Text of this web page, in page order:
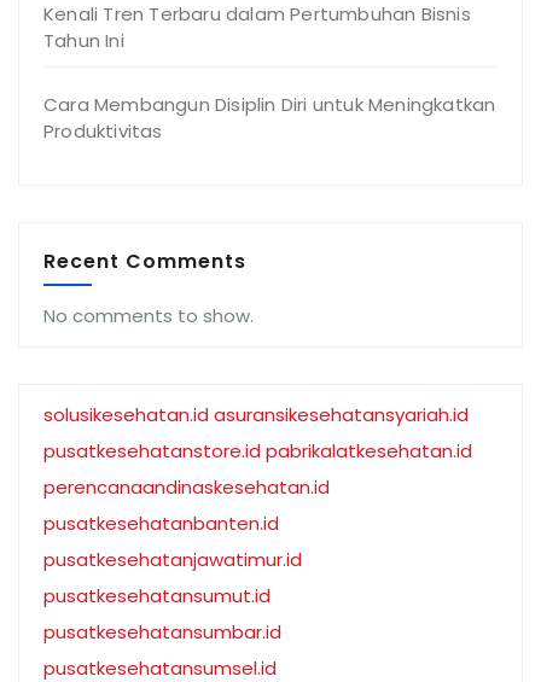
Kenali Tren Terbaru dalam Pertumbuhan Bisnis
Tahun Ini
Cara Membangun Disiplin Diri untuk Meningkatkan
Produktivitas
Recent Comments
No comments to show.
solusikesehatan.id asuransikesehatansyariah.id
pusatkesehatanstore.id pabrikalatkesehatan.id
perencanaandinaskesehatan.id
pusatkesehatanbanten.id
pusatkesehatanjawatimur.id
pusatkesehatansumut.id
pusatkesehatansumbar.id
pusatkesehatansumsel.id